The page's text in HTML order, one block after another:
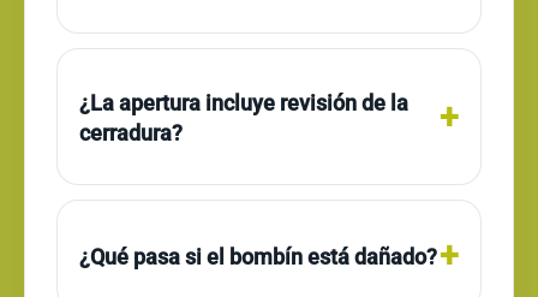
¿La apertura incluye revisión de la
cerradura?
¿Qué pasa si el bombín está dañado?